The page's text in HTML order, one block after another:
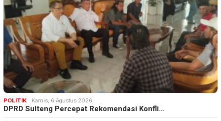
POLITIK Kamis, 6 Agustus 2026
DPRD Sulteng Percepat Rekomendasi Konfli…